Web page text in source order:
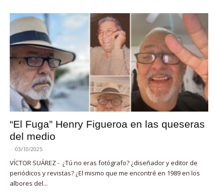
“El Fuga” Henry Figueroa en las queseras
del medio
- 03/10/2025
VÍCTOR SUÁREZ - ¿Tú no eras fotógrafo? ¿diseñador y editor de
periódicos y revistas? ¿El mismo que me encontré en 1989 en los
albores del...